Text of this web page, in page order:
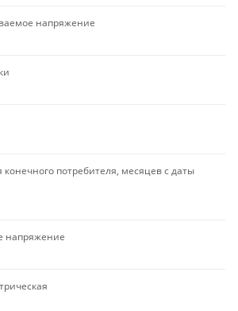
напряжение
потребителя, месяцев с даты
напряжение